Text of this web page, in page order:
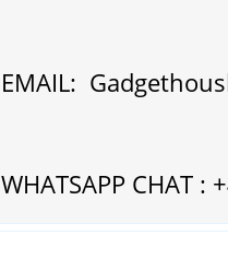
EMAIL:
WHATSAPP CHAT